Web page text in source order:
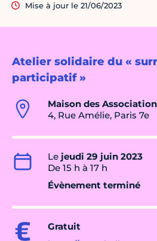
Atelier solidaire du «
participatif »
Maison des
4, Rue Amélie, Paris 7e
Le jeudi 29 juin 2023
De 15 h à 17 h
Évènement terminé
Gratuit
Mise à jour le 21/06/2023